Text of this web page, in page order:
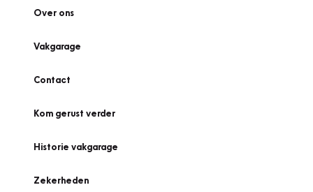
Over ons
Vakgarage
Contact
Kom gerust verder
Historie vakgarage
Zekerheden